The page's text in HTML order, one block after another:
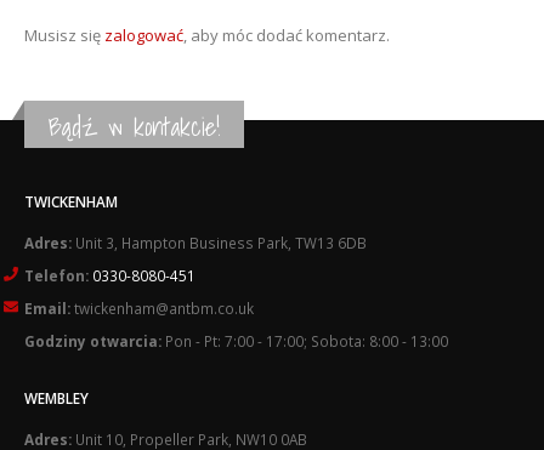
Musisz się zalogować, aby móc dodać komentarz.
Bądź w kontakcie!
TWICKENHAM
Adres: Unit 3, Hampton Business Park, TW13 6DB
Telefon: 0330-8080-451
Email:twickenham@antbm.co.uk
Godziny otwarcia: Pon - Pt: 7:00 - 17:00; Sobota: 8:00 - 13:00
WEMBLEY
Adres: Unit 10, Propeller Park, NW10 0AB